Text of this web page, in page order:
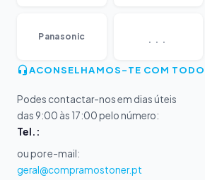
Panasonic ...
ACONSELHAMOS-TE COM
Podes contactar-nos em dias úteis
das 9:00 às 17:00 pelo número:
Tel.:
ou por e-mail:
geral@compramostoner.pt